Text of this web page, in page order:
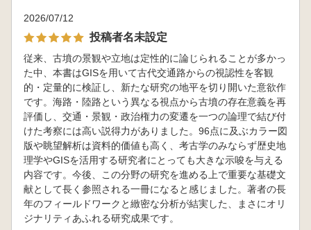
2026/07/12
投稿者名未設定
従来、古墳の景観や立地は定性的に論じられることが多かっ
た中、本書はGISを用いて古代交通路からの視認性を客観
的・定量的に検証し、新たな研究の地平を切り開いた意欲作
です。海路・陸路という異なる視点から古墳の存在意義を再
評価し、交通・景観・政治権力の変遷を一つの論理で結び付
けた考察には高い説得力がありました。96点に及ぶカラー図
版や眺望解析は資料的価値も高く、考古学のみならず歴史地
理学やGISを活用する研究者にとっても大きな示唆を与える
内容です。今後、この分野の研究を進める上で重要な基礎文
献として長く参照される一冊になると感じました。著者の長
年のフィールドワークと緻密な分析が結実した、まさにオリ
ジナリティあふれる研究成果です。